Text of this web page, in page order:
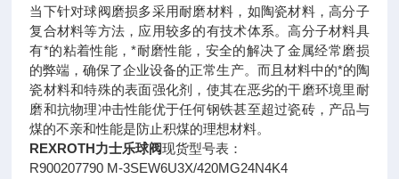
当下针对球阀磨损多采用耐磨材料，如陶瓷材料，高分子
复合材料等方法，应用较多的有技术体系。高分子材料具
有*的粘着性能，*耐磨性能，安全的解决了金属经常磨损
的弊端，确保了企业设备的正常生产。而且材料中的*的陶
瓷材料和特殊的表面强化剂，使其在恶劣的干磨环境里耐
磨和抗物理冲击性能优于任何钢铁甚至超过瓷砖，产品与
煤的不亲和性能是防止积煤的理想材料。
REXROTH力士乐球阀现货型号表：
R900207790 M-3SEW6U3X/420MG24N4K4